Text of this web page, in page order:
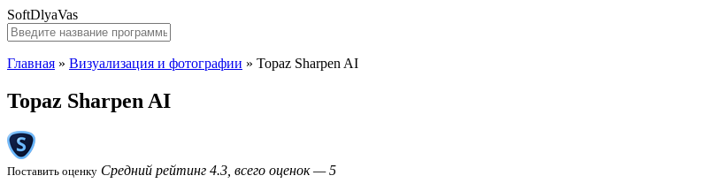
SoftDlyaVas
Главная » Визуализация и фотографии » Topaz Sharpen AI
Topaz Sharpen AI
Поставить оценку Средний рейтинг 4.3, всего оценок — 5